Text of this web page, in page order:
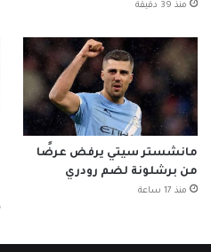
منذ 39 دقيقة
مانشستر سيتي يرفض عرضًا
من برشلونة لضم رودري
منذ 17 ساعة